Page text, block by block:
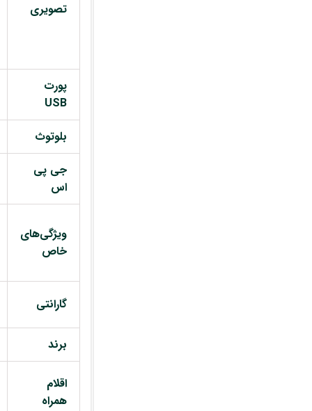
تصویری
پورت
USB
بلوتوث
جی پی
اس
ویژگی‌های
خاص
گارانتی
برند
اقلام
همراه